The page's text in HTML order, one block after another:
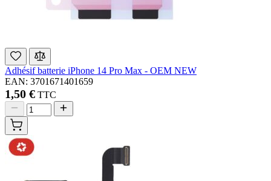
Adhésif batterie iPhone 14 Pro Max - OEM NEW
EAN: 3701671401659
1,50 € TTC